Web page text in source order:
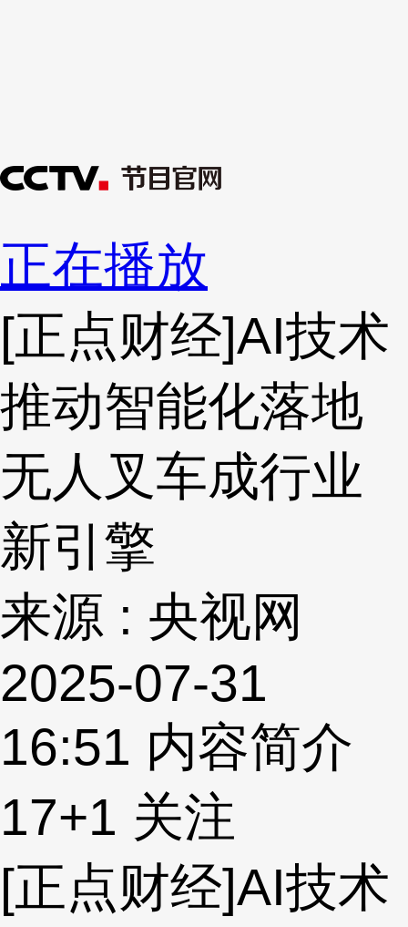
正在播放
[正点财经]AI技术
推动智能化落地
无人叉车成行业
新引擎
来源 : 央视网
2025-07-31
16:51 内容简介
17+1 关注
[正点财经]AI技术